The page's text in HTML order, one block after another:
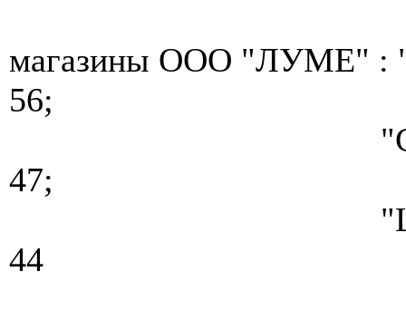
магазины ООО "ЛУМЕ" :
56;
47;
"ШАХТЕРОВ
44